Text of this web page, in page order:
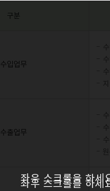
구분
수입업무
수출업무
좌우 스크롤을 하세
좌우 스크롤을 하세